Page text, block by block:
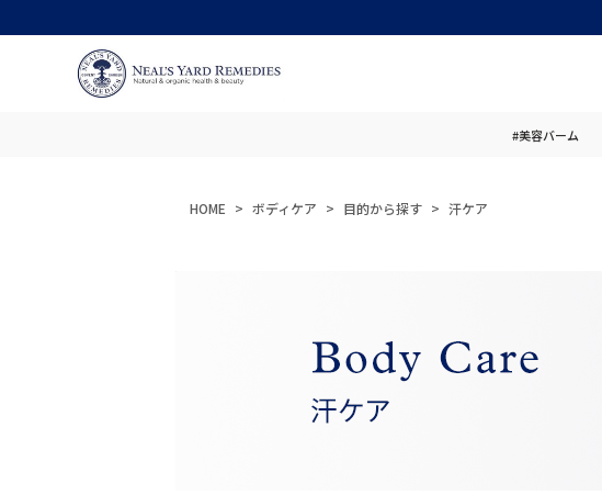
#美容バーム
HOME ボディケア 目的から探す 汗ケア